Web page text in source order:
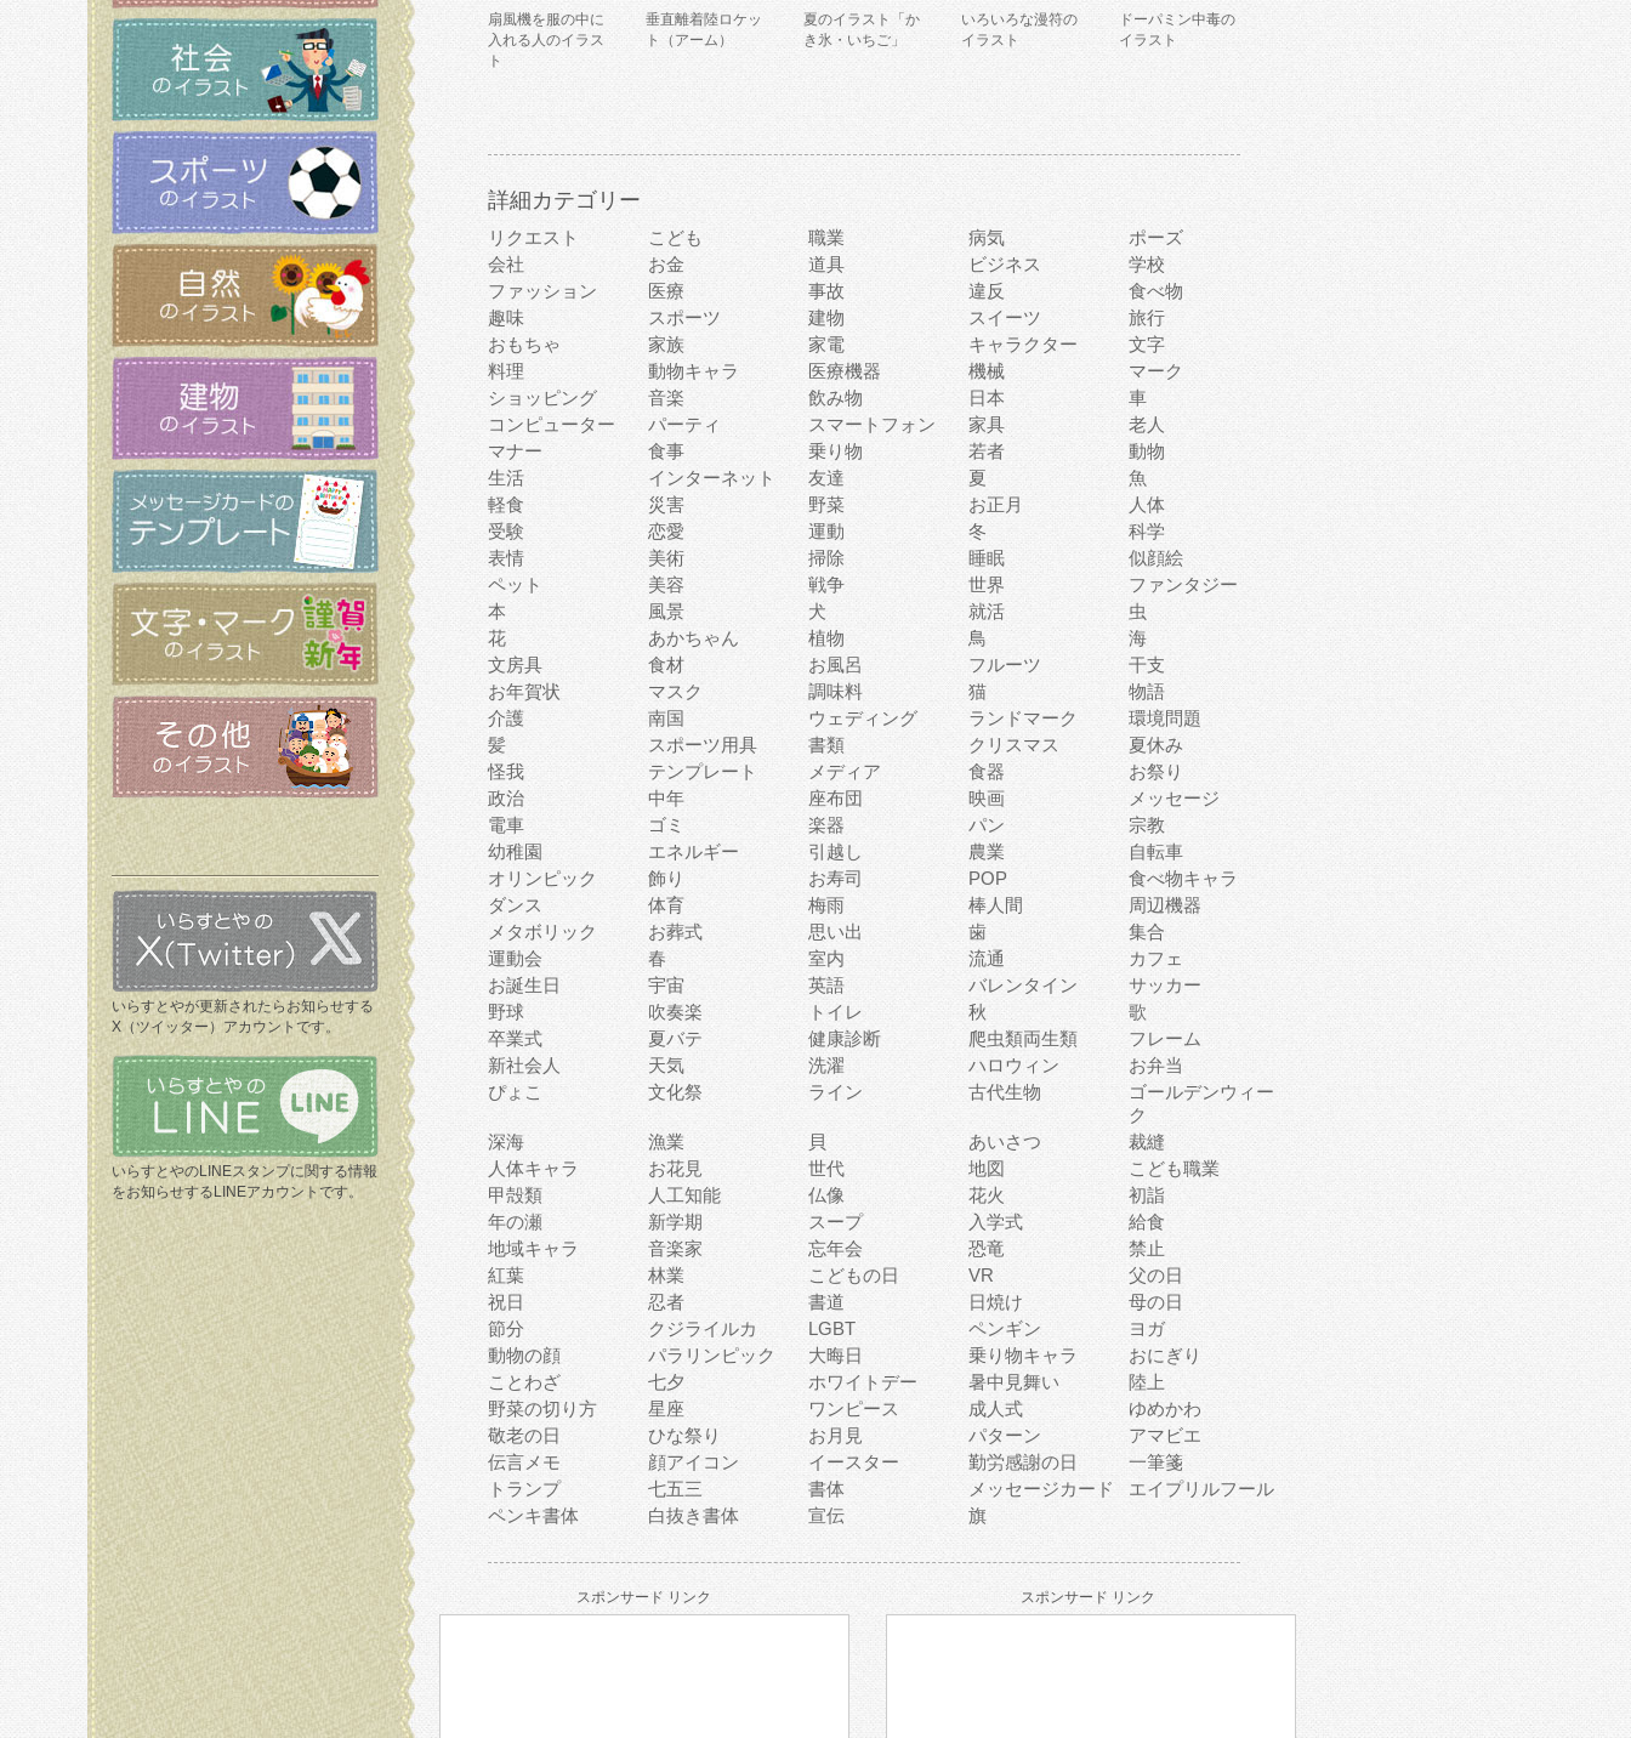
いらすとやが更新されたらお知らせする
X（ツイッター）アカウントです。
いらすとやのLINEスタンプに関する情報
をお知らせするLINEアカウントです。
扇風機を服の中に
入れる人のイラス
ト
垂直離着陸ロケッ
ト（アーム）
夏のイラスト「か
き氷・いちご」
いろいろな漫符の
イラスト
ドーパミン中毒の
イラスト
詳細カテゴリー
リクエスト こども 職業 病気
ポーズ
会社
お金 道具 ビジネス
学校
ファッション
医療 事故 違反
食べ物
趣味
スポーツ 建物 スイーツ
旅行
おもちゃ
家族 家電 キャラクター
文字
料理
動物キャラ 医療機器 機械
マーク
ショッピング
音楽 飲み物 日本
車
コンピューター
パーティ スマートフォン 家具
老人
マナー
食事 乗り物 若者
動物
生活
インターネット 友達 夏
魚
軽食
災害 野菜 お正月
人体
受験
恋愛 運動 冬
科学
表情
美術 掃除 睡眠
似顔絵
ペット
美容 戦争 世界
ファンタジー
本
風景 犬 就活
虫
花
あかちゃん 植物 鳥
海
文房具
食材 お風呂 フルーツ
干支
お年賀状
マスク 調味料 猫
物語
介護
南国 ウェディング ランドマーク
環境問題
髪
スポーツ用具 書類 クリスマス
夏休み
怪我
テンプレート メディア 食器
お祭り
政治
中年 座布団 映画
メッセージ
電車
ゴミ 楽器 パン
宗教
幼稚園
エネルギー 引越し 農業
自転車
オリンピック
飾り お寿司 POP
食べ物キャラ
ダンス
体育 梅雨 棒人間
周辺機器
メタボリック
お葬式 思い出 歯
集合
運動会
春 室内 流通
カフェ
お誕生日
宇宙 英語 バレンタイン
サッカー
野球
吹奏楽 トイレ 秋
歌
卒業式
夏バテ 健康診断 爬虫類両生類
フレーム
新社会人
天気 洗濯 ハロウィン
お弁当
ぴょこ
文化祭 ライン 古代生物
ゴールデンウィー
ク
深海
漁業 貝 あいさつ
裁縫
人体キャラ
お花見 世代 地図
こども職業
甲殻類
人工知能 仏像 花火
初詣
年の瀬
新学期 スープ 入学式
給食
地域キャラ
音楽家 忘年会 恐竜
禁止
紅葉
林業 こどもの日 VR
父の日
祝日
忍者 書道 日焼け
母の日
節分
クジライルカ LGBT ペンギン
ヨガ
動物の顔
パラリンピック 大晦日 乗り物キャラ
おにぎり
ことわざ
七夕 ホワイトデー 暑中見舞い
陸上
野菜の切り方
星座 ワンピース 成人式
ゆめかわ
敬老の日
ひな祭り お月見 パターン
アマビエ
伝言メモ
顔アイコン イースター 勤労感謝の日
一筆箋
トランプ
七五三 書体 メッセージカード
エイプリルフール
ペンキ書体
白抜き書体 宣伝 旗
スポンサード リンク スポンサード リンク